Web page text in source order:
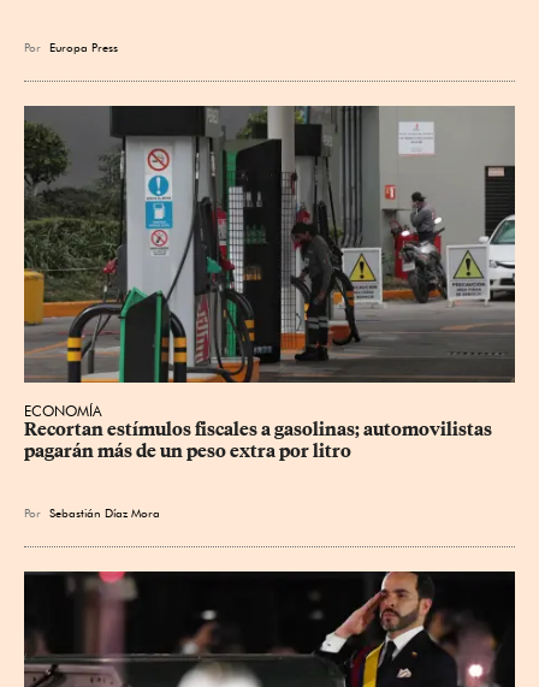
Por Europa Press
ECONOMÍA
Recortan estímulos fiscales a gasolinas; automovilistas
pagarán más de un peso extra por litro
Por Sebastián Díaz Mora